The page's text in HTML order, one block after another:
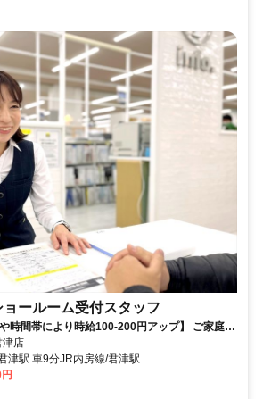
ールーム受付スタッフ
ます。
津店
津駅 車9分JR内房線/君津駅